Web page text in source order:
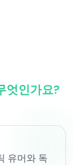
엇인가요?
유머와 독